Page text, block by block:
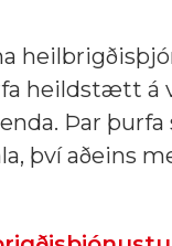
heildstætt á
Þar þurfa
því aðeins